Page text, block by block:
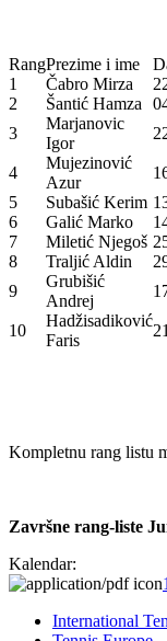
RangPrezime i ime
1
Čabro Mirza
2
Šantić Hamza
3
Marjanovic
Igor
4
Mujezinović
Azur
5
Subašić Kerim
6
Galić Marko
7
Miletić Njegoš
8
Traljić Aldin
9
Grubišić
Andrej
10
Hadžisadiković
Faris
Kompletnu rang listu
Završne rang-liste
Kalendar:
International